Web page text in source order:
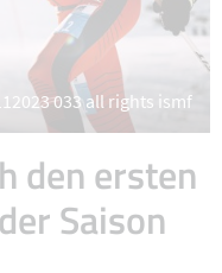
033 all rights ismf
den ersten
Saison